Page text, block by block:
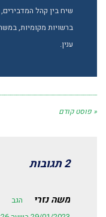
שיח בין קהל
ברשויות מקומיות,
ענין.
« פוסט קודם
2 תגובות
משה נזרי
הגב